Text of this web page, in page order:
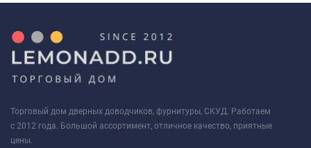
Торговый дом дверных доводчиков, фурнитуры, СКУД. Работаем
с 2012 года. Большой ассортимент, отличное качество, приятные
цены.